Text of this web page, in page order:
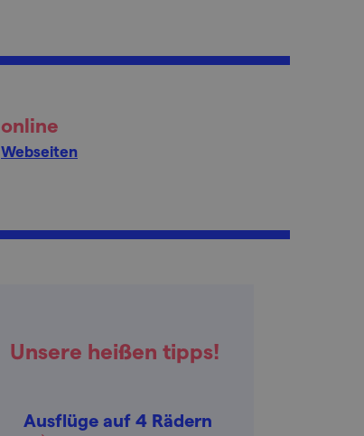
online
Webseiten
Unsere heißen tipps!
Ausflüge auf 4 Rädern